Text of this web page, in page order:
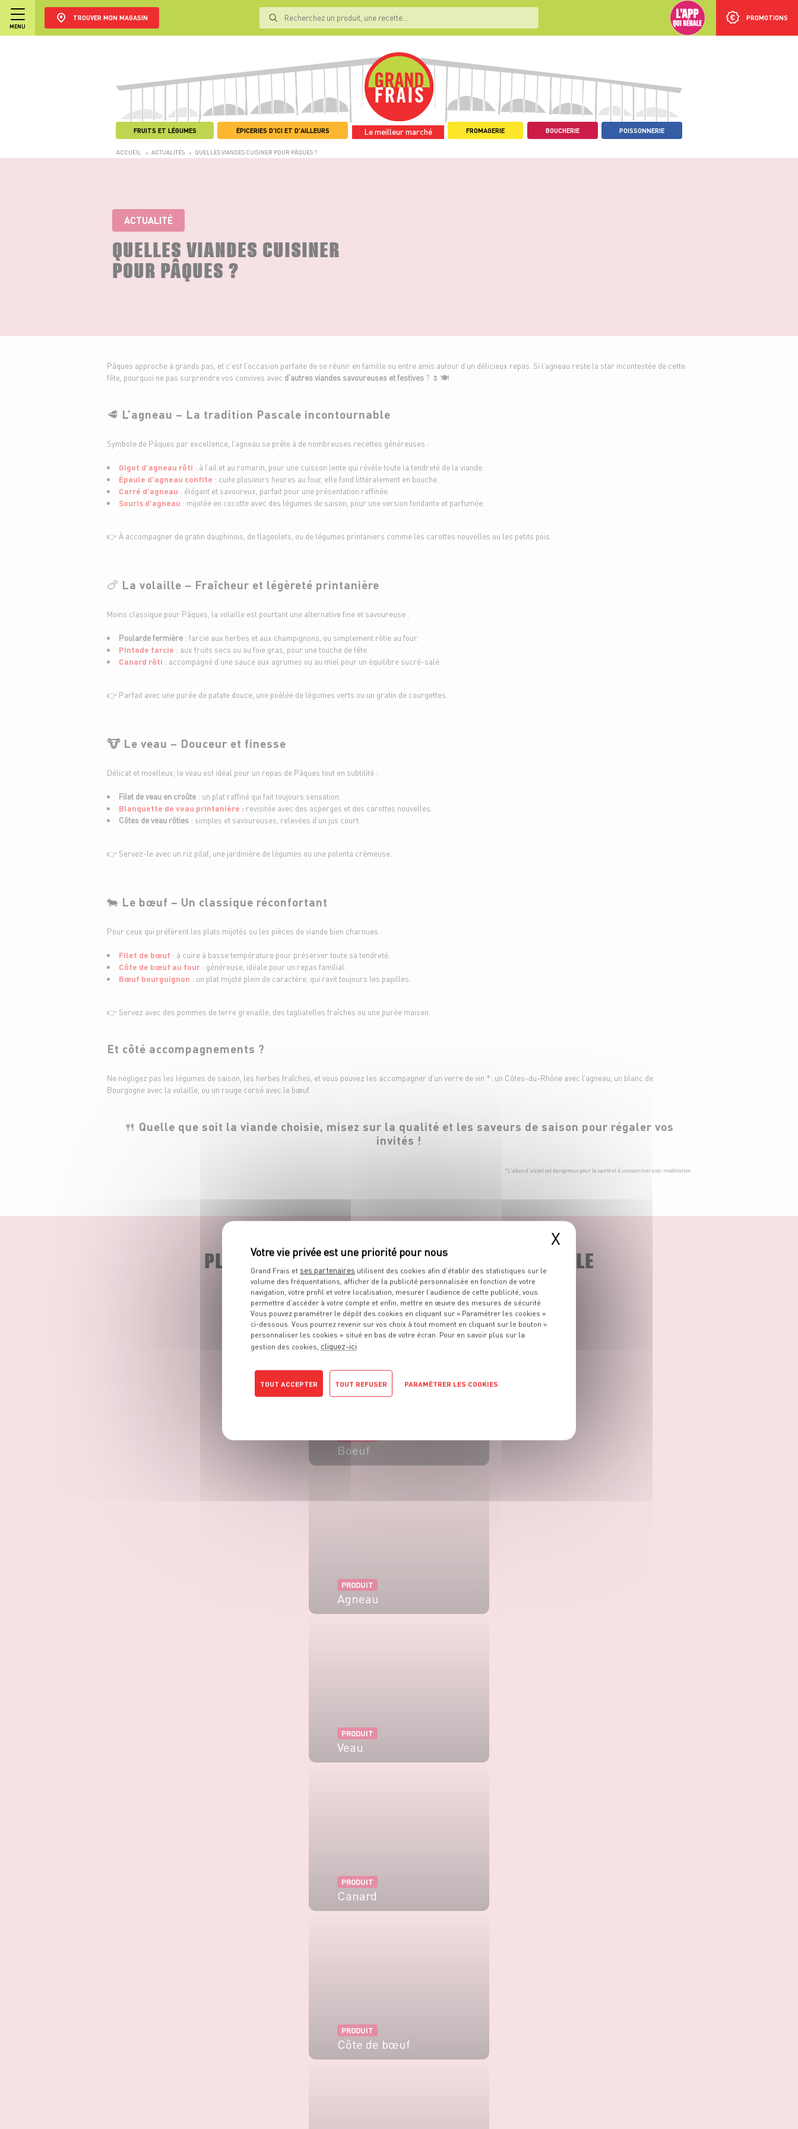
MENU
TROUVER MON MAGASIN PROMOTIONS
FRUITS ET LÉGUMES ÉPICERIES D'ICI ET D'AILLEURS Le meilleur marché FROMAGERIE BOUCHERIE POISSONNERIE
ACCUEIL > ACTUALITÉS > QUELLES VIANDES CUISINER POUR PÂQUES ?
ACTUALITÉ
QUELLES VIANDES CUISINER
POUR PÂQUES ?
Pâques approche à grands pas, et c’est l’occasion parfaite de se réunir en famille ou entre amis autour d’un délicieux repas. Si l’agneau reste la star incontestée de cette
fête, pourquoi ne pas surprendre vos convives avec d’autres viandes savoureuses et festives ? 🌷🍽️
🥩 L’agneau – La tradition Pascale incontournable
Symbole de Pâques par excellence, l’agneau se prête à de nombreuses recettes généreuses :
Gigot d’agneau rôti : à l’ail et au romarin, pour une cuisson lente qui révèle toute la tendreté de la viande.
Épaule d’agneau confite : cuite plusieurs heures au four, elle fond littéralement en bouche.
Carré d’agneau : élégant et savoureux, parfait pour une présentation raffinée.
Souris d’agneau : mijotée en cocotte avec des légumes de saison, pour une version fondante et parfumée.
👉 À accompagner de gratin dauphinois, de flageolets, ou de légumes printaniers comme les carottes nouvelles ou les petits pois.
🍗 La volaille – Fraîcheur et légèreté printanière
Moins classique pour Pâques, la volaille est pourtant une alternative fine et savoureuse :
Poularde fermière: farcie aux herbes et aux champignons, ou simplement rôtie au four.
Pintade farcie : aux fruits secs ou au foie gras, pour une touche de fête.
Canard rôti : accompagné d’une sauce aux agrumes ou au miel pour un équilibre sucré-salé.
👉 Parfait avec une purée de patate douce, une poêlée de légumes verts ou un gratin de courgettes.
🐮 Le veau – Douceur et finesse
Délicat et moelleux, le veau est idéal pour un repas de Pâques tout en subtilité :
Filet de veau en croûte: un plat raffiné qui fait toujours sensation.
Blanquette de veau printanière : revisitée avec des asperges et des carottes nouvelles.
Côtes de veau rôties: simples et savoureuses, relevées d’un jus court.
👉 Servez-le avec un riz pilaf, une jardinière de légumes ou une polenta crémeuse.
🐄 Le bœuf – Un classique réconfortant
Pour ceux qui préfèrent les plats mijotés ou les pièces de viande bien charnues :
Filet de bœuf : à cuire à basse température pour préserver toute sa tendreté.
Côte de bœuf au four: généreuse, idéale pour un repas familial.
Bœuf bourguignon : un plat mijoté plein de caractère, qui ravit toujours les papilles.
👉 Servez avec des pommes de terre grenaille, des tagliatelles fraîches ou une purée maison.
Et côté accompagnements ?
Ne négligez pas les légumes de saison, les herbes fraîches, et vous pouvez les accompagner d'un verre de vin *: un Côtes-du-Rhône avec l’agneau, un blanc de
Bourgogne avec la volaille, ou un rouge corsé avec le bœuf.
🍴 Quelle que soit la viande choisie, misez sur la qualité et les saveurs de saison pour régaler vos
invités !
*L'abus d'alcool est dangereux pour la santé et À consommer avec modération
PLUS D'INFOS SUR LES PRODUITS DE L'ARTICLE
Découvrez nos produits disponibles dans votre halle.
Boeuf
PRODUIT
Agneau
PRODUIT
Veau
PRODUIT
Canard
PRODUIT
Côte de bœuf
X
Grand Frais et ses partenaires utilisent des cookies afin d’établir des statistiques sur le
volume des fréquentations, afficher de la publicité personnalisée en fonction de votre
navigation, votre profil et votre localisation, mesurer l’audience de cette publicité, vous
permettre d’accéder à votre compte et enfin, mettre en œuvre des mesures de sécurité.
Vous pouvez paramétrer le dépôt des cookies en cliquant sur « Paramétrer les cookies »
ci-dessous. Vous pourrez revenir sur vos choix à tout moment en cliquant sur le bouton «
personnaliser les cookies » situé en bas de votre écran. Pour en savoir plus sur la
gestion des cookies, cliquez-ici
TOUT ACCEPTER TOUT REFUSER PARAMÉTRER LES COOKIES